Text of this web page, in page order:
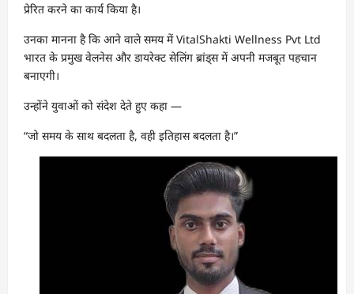
प्रेरित करने का कार्य किया है।
उनका मानना है कि आने वाले समय में VitalShakti Wellness Pvt Ltd
भारत के प्रमुख वेलनेस और डायरेक्ट सेलिंग ब्रांड्स में अपनी मजबूत पहचान
बनाएगी।
उन्होंने युवाओं को संदेश देते हुए कहा —
“जो समय के साथ बदलता है, वही इतिहास बदलता है।”